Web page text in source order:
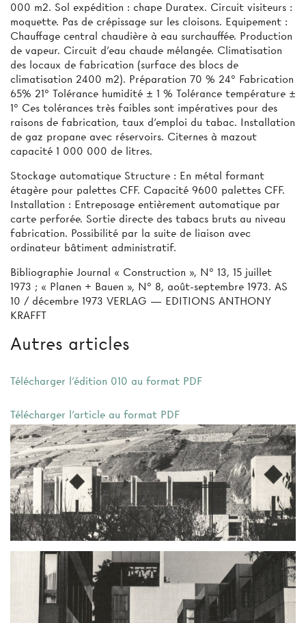
000 m2. Sol expédition : chape Duratex. Circuit visiteurs :
moquette. Pas de crépissage sur les cloisons. Equipement :
Chauffage central chaudière à eau surchauffée. Production
de vapeur. Circuit d’eau chaude mélangée. Climatisation
des locaux de fabrication (surface des blocs de
climatisation 2400 m2). Préparation 70 % 24° Fabrication
65% 21° Tolérance humidité ± 1 % Tolérance température ±
1° Ces tolérances très faibles sont impératives pour des
raisons de fabrication, taux d’emploi du tabac. Installation
de gaz propane avec réservoirs. Citernes à mazout
capacité 1 000 000 de litres.
Stockage automatique Structure : En métal formant
étagère pour palettes CFF. Capacité 9600 palettes CFF.
Installation : Entreposage entièrement automatique par
carte perforée. Sortie directe des tabacs bruts au niveau
fabrication. Possibilité par la suite de liaison avec
ordinateur bâtiment administratif.
Bibliographie Journal « Construction », N° 13, 15 juillet
1973 ; « Planen + Bauen », N° 8, août-septembre 1973. AS
10 / décembre 1973 VERLAG — EDITIONS ANTHONY
KRAFFT
Autres articles
Télécharger l'édition 010 au format PDF
Télécharger l'article au format PDF